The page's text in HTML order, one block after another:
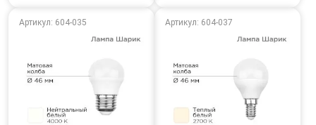
Артикул: 604-035 Артикул: 604-037